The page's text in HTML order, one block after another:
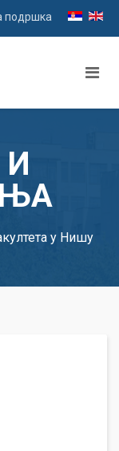
подршка
И
у Нишу